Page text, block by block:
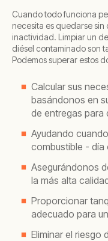
Cuando todo funciona
necesita es quedarse sin
inactividad. Limpiar un
diésel contaminado son
Podemos superar estos
Calcular sus
basándonos en
de entregas para
Ayudando
combustible - día
Asegurándonos
la más alta
Proporcionar
adecuado para
Eliminar el riesgo